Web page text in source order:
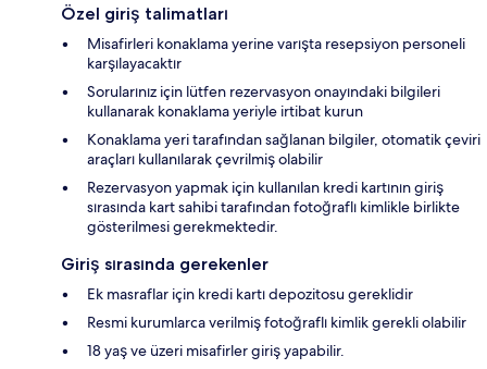
Özel giriş talimatları
Misafirleri konaklama yerine varışta resepsiyon personeli
karşılayacaktır
Sorularınız için lütfen rezervasyon onayındaki bilgileri
kullanarak konaklama yeriyle irtibat kurun
Konaklama yeri tarafından sağlanan bilgiler, otomatik çeviri
araçları kullanılarak çevrilmiş olabilir
Rezervasyon yapmak için kullanılan kredi kartının giriş
sırasında kart sahibi tarafından fotoğraflı kimlikle birlikte
gösterilmesi gerekmektedir.
Giriş sırasında gerekenler
Ek masraflar için kredi kartı depozitosu gereklidir
Resmi kurumlarca verilmiş fotoğraflı kimlik gerekli olabilir
18 yaş ve üzeri misafirler giriş yapabilir.